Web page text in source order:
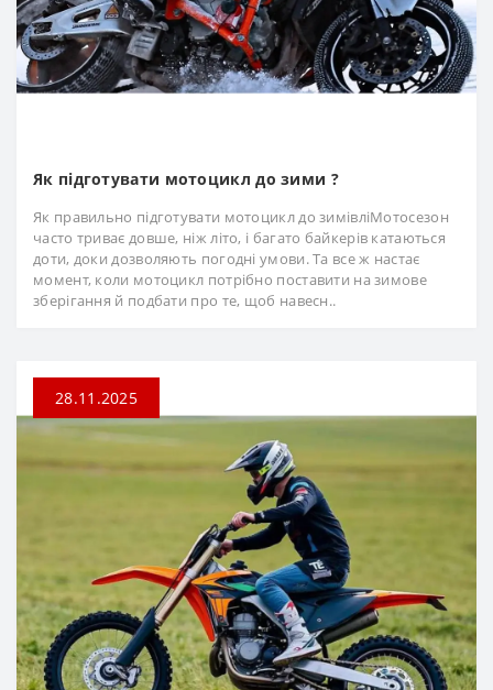
Як підготувати мотоцикл до зими ?
Як правильно підготувати мотоцикл до зимівліМотосезон
часто триває довше, ніж літо, і багато байкерів катаються
доти, доки дозволяють погодні умови. Та все ж настає
момент, коли мотоцикл потрібно поставити на зимове
зберігання й подбати про те, щоб навесн..
28.11.2025